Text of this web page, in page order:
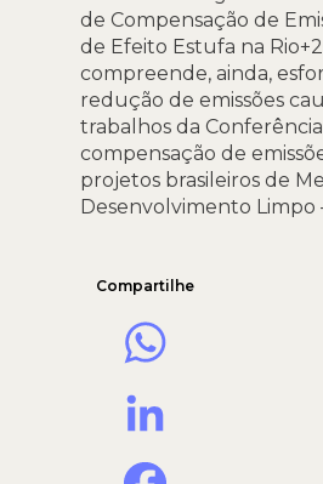
de Compensação de
de Efeito Estufa na
compreende, ainda,
redução de emissões
trabalhos da
compensação de
projetos brasileiros de
Desenvolvimento Limpo
Compartilhe